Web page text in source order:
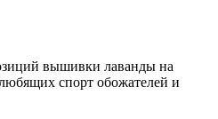
вышивки лаванды на
спорт обожателей и